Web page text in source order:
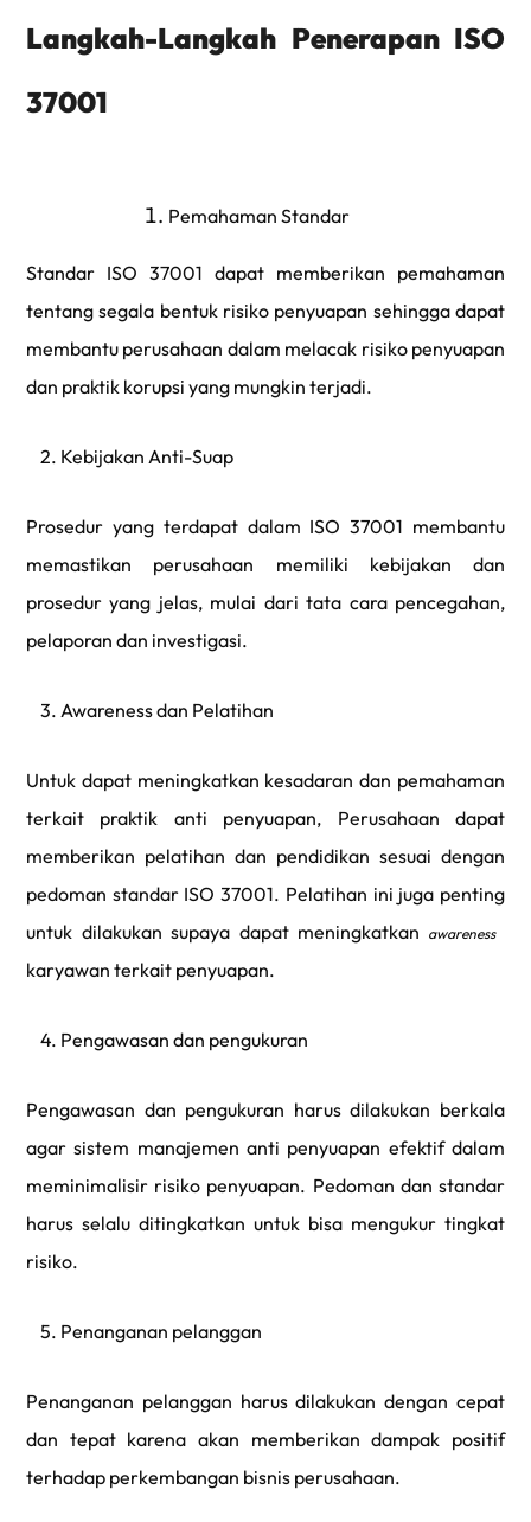
Langkah-Langkah Penerapan ISO
37001
Pemahaman Standar
Standar ISO 37001 dapat memberikan pemahaman
tentang segala bentuk risiko penyuapan sehingga dapat
membantu perusahaan dalam melacak risiko penyuapan
dan praktik korupsi yang mungkin terjadi.
2. Kebijakan Anti-Suap
Prosedur yang terdapat dalam ISO 37001 membantu
memastikan perusahaan memiliki kebijakan dan
prosedur yang jelas, mulai daritata cara pencegahan,
pelaporan dan investigasi.
3. Awareness dan Pelatihan
Untuk dapat meningkatkan kesadaran dan pemahaman
terkait praktik anti penyuapan, Perusahaan dapat
memberikan pelatihan dan pendidikan sesuai dengan
pedoman standar ISO 37001. Pelatihan ini juga penting
untuk dilakukan supaya dapat meningkatkan awareness
karyawan terkait penyuapan.
4. Pengawasan dan pengukuran
Pengawasan dan pengukuran harus dilakukan berkala
agar sistem manajemen anti penyuapan efektif dalam
meminimalisir risiko penyuapan. Pedoman dan standar
harus selalu ditingkatkan untuk bisa mengukur tingkat
risiko.
5. Penanganan pelanggan
Penanganan pelanggan harus dilakukan dengan cepat
dan tepat karena akan memberikan dampak positif
terhadap perkembangan bisnis perusahaan.